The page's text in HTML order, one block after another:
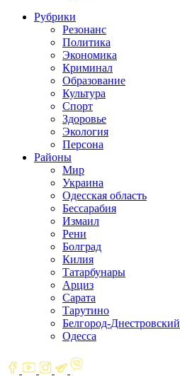
Рубрики
Резонанс
Политика
Экономика
Криминал
Образование
Культура
Спорт
Здоровье
Экология
Персона
Районы
Мир
Украина
Одесская область
Бессарабия
Измаил
Рени
Болград
Килия
Татарбунары
Арциз
Сарата
Тарутино
Белгород-Днестровский
Одесса